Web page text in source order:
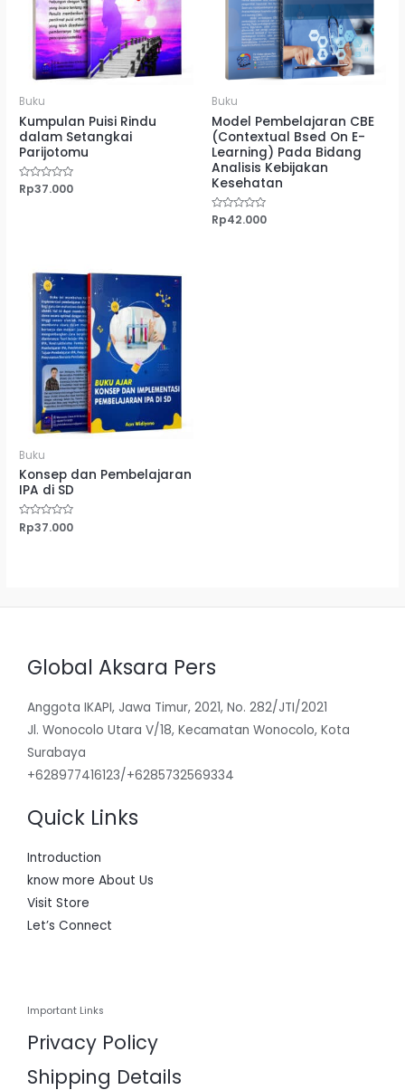
Buku
Kumpulan Puisi Rindu
dalam Setangkai
Parijotomu
Dinilai
Rp37.000
Buku
Model Pembelajaran CBE
(Contextual Bsed On E-
Learning) Pada Bidang
Analisis Kebijakan
Kesehatan
Dinilai
Rp42.000
Buku
Konsep dan Pembelajaran
IPA di SD
Dinilai
0
Rp37.000
Global Aksara Pers
Anggota IKAPI, Jawa Timur, 2021, No. 282/JTI/2021
Jl. Wonocolo Utara V/18, Kecamatan Wonocolo, Kota
Surabaya
+628977416123/+6285732569334
Quick Links
Introduction
know more About Us
Visit Store
Let’s Connect
Important Links
Privacy Policy
Shipping Details